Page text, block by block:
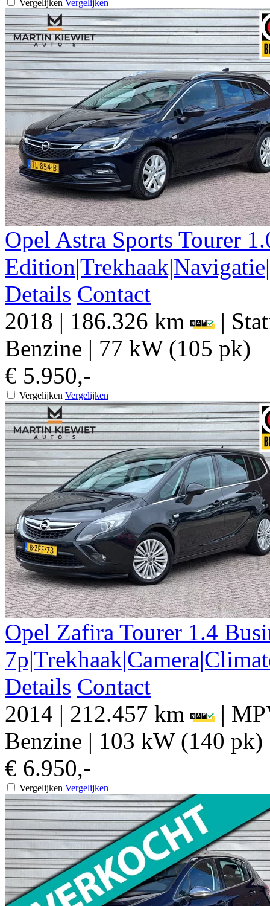
Vergelijken Vergelijken
Opel Astra Sports Tourer
Details Contact
2018 | 186.326 km |
Benzine | 77 kW (105 pk)
€ 5.950,-
Vergelijken Vergelijken
Opel Zafira Tourer 1.4
Details Contact
2014 | 212.457 km |
Benzine | 103 kW (140 pk)
€ 6.950,-
Vergelijken Vergelijken